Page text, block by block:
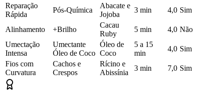
Reparação
Rápida
Pós-Química
Abacate e
Jojoba
3 min 4,0 Sim
Alinhamento +Brilho
Cacau
Ruby
5 min 4,0 Não
Umectação
Intensa
Umectante
Óleo de Coco
Óleo de
Coco
5 a 15
min
4,0 Sim
Fios com
Curvatura
Cachos e
Crespos
Rícino e
Abissínia
3 min 7,0 Sim